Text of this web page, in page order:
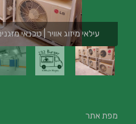
עילאי מיזוג אוויר | טכנאי
מפת אתר